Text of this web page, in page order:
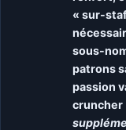
« sur-
sous-
patrons
passion
cruncher